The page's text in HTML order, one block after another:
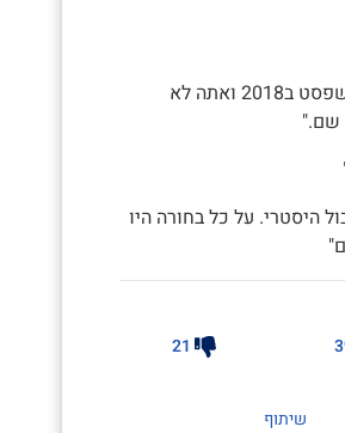
- "נסעתי למנושפסט ב2018 ואתה לא
שם."
היסטרי. על כל בחורה היו
21
שיתוף